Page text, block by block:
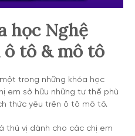
học Nghệ
tô & mô tô
trong những khóa học
em sở hữu những tư thế phù
thức yêu trên ô tô mô tô.
thú vị dành cho các chị em